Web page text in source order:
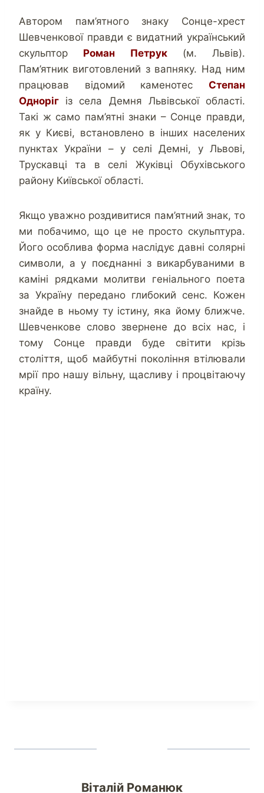
Автором пам’ятного знаку Сонце-хрест
Шевченкової правди є видатний український
скульптор Роман Петрук(м. Львів).
Пам’ятник виготовлений з вапняку. Над ним
працював відомий каменотес Степан
Одноріг із села Демня Львівської області.
Такі ж само пам’ятні знаки – Сонце правди,
як у Києві, встановлено в інших населених
пунктах України – у селі Демні, у Львові,
Трускавці та в селі Жуківці Обухівського
району Київської області.
Якщо уважно роздивитися пам’ятний знак, то
ми побачимо, що це не просто скульптура.
Його особлива форма наслідує давні солярні
символи, а у поєднанні з викарбуваними в
каміні рядками молитви геніального поета
за Україну передано глибокий сенс. Кожен
знайде в ньому ту істину, яка йому ближче.
Шевченкове слово звернене до всіх нас, і
тому Сонце правди буде світити крізь
століття, щоб майбутні покоління втілювали
мрії про нашу вільну, щасливу і процвітаючу
країну.
Віталій Романюк